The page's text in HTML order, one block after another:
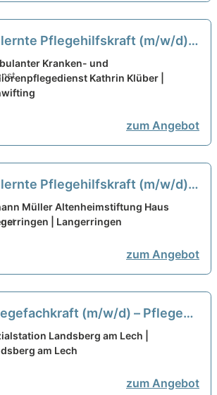
Pflegehilfskraft (m/w/d) –
neuer Arbeitsplatz in einem
auf das Du zählen kannst!
Kranken- und
Kathrin Klüber |
zum Angebot
Pflegehilfskraft (m/w/d) -
suchen Verstärkung! neu
Müller Altenheimstiftung Haus
| Langerringen
zum Angebot
(m/w/d) – Pflege
besonderer Güte!
neu
Landsberg am Lech |
am Lech
zum Angebot